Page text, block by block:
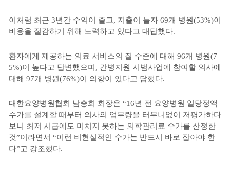
이처럼 최근 3년간 수익이 줄고, 지출이 늘자 69개 병원(53%)이
비용을 절감하기 위해 노력하고 있다고 대답했다.
환자에게 제공하는 의료 서비스의 질 수준에 대해 96개 병원(7
5%)이 높다고 답변했으며, 간병지원 시범사업에 참여할 의사에
대해 97개 병원(76%)이 의향이 있다고 답했다.
대한요양병원협회 남충희 회장은 “16년 전 요양병원 일당정액
수가를 설계할 때부터 의사의 업무량을 터무니없이 저평가하다
보니 최저 시급에도 미치지 못하는 의학관리료 수가를 산정한
것”이라면서 “이런 비현실적인 수가는 반드시 바로 잡아야 한
다”고 강조했다.